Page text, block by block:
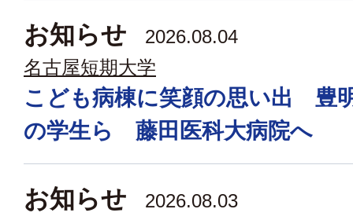
お知らせ
2026.08.04
名古屋短期大学
こども病棟に笑顔の思い出 豊
の学生ら 藤田医科大病院へ
お知らせ
2026.08.03